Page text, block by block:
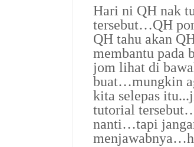
Hari ni QH nak
tersebut…QH
QH tahu akan
membantu pada
jom lihat di
buat…mungkin
kita selepas
tutorial
nanti…tapi